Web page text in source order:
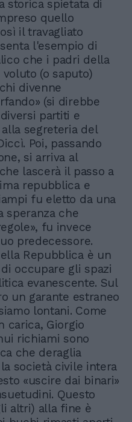
storica spietata di
quello
il travagliato
l'esempio di
che i padri della
(o saputo)
divenne
(si direbbe
partiti e
segreteria del
Poi, passando
si arriva al
lascerà il passo a
repubblica e
fu eletto da una
speranza che
fu invece
predecessore.
Repubblica è un
occupare gli spazi
evanescente. Sul
un garante estraneo
lontani. Come
carica, Giorgio
richiami sono
che deraglia
società civile intera
«uscire dai binari»
Questo
altri) alla fine è